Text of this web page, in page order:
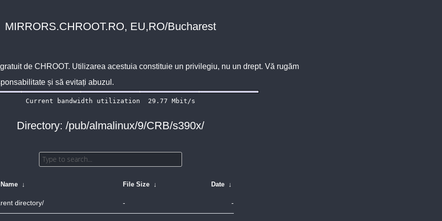
MIRRORS.CHROOT.RO, EU,RO/Bucharest
de CHROOT. Utilizarea acestuia constituie un privilegiu, nu un drept. Vă rugăm
și să evitați abuzul.
Directory: /pub/almalinux/9/CRB/s390x/
↓ File Size ↓ Date ↓
directory/ - -